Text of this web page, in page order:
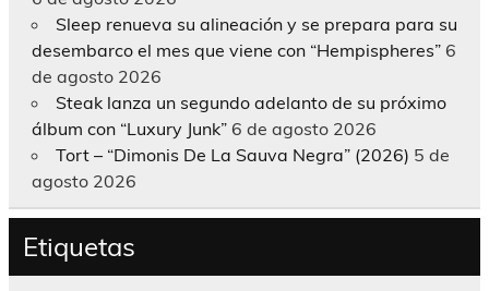
Sleep renueva su alineación y se prepara para su
desembarco el mes que viene con “Hempispheres” 6
de agosto 2026
Steak lanza un segundo adelanto de su próximo
álbum con “Luxury Junk” 6 de agosto 2026
Tort – “Dimonis De La Sauva Negra” (2026) 5 de
agosto 2026
Etiquetas